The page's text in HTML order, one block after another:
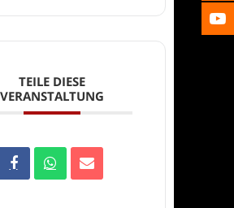
TEILE DIESE
VERANSTALTUNG